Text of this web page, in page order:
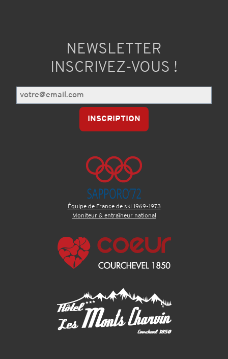
NEWSLETTER
INSCRIVEZ-VOUS !
Équipe de France de ski 1969-1973
Moniteur & entraîneur national